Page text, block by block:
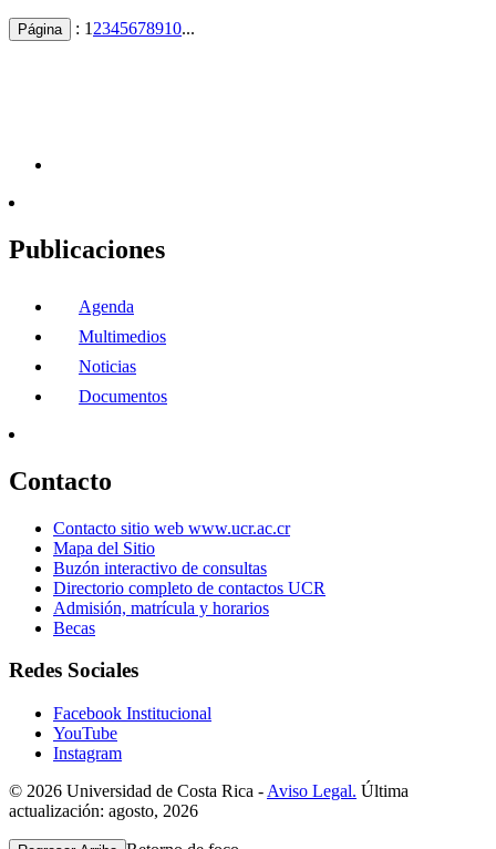
Página : 1 2345678910...
Publicaciones
Agenda
Multimedios
Noticias
Documentos
Contacto
Contacto sitio web www.ucr.ac.cr
Mapa del Sitio
Buzón interactivo de consultas
Directorio completo de contactos UCR
Admisión, matrícula y horarios
Becas
Redes Sociales
Facebook Institucional
YouTube
Instagram
© 2026 Universidad de Costa Rica - Aviso Legal. Última
actualización: agosto, 2026